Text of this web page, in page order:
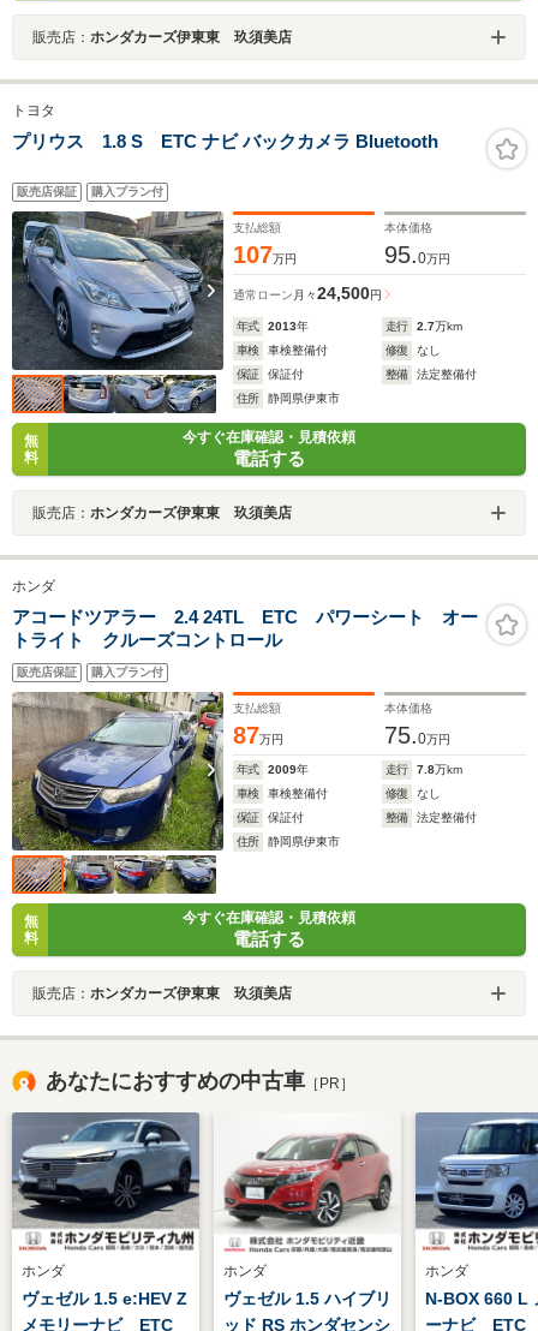
販売店： ホンダカーズ伊東東 玖須美店
トヨタ
プリウス 1.8 S ETC ナビ バックカメラ Bluetooth
販売店保証 購入プラン付
支払総額
107万円
本体価格
95.0万円
通常ローン 月々24,500円
年式 2013年 走行 2.7万km
車検
車検整備付 修復
なし
保証
保証付 整備
法定整備付
住所
静岡県伊東市
無
料
今すぐ在庫確認・見積依頼
電話する
販売店： ホンダカーズ伊東東 玖須美店
ホンダ
アコードツアラー 2.4 24TL ETC パワーシート オー
トライト クルーズコントロール
販売店保証 購入プラン付
支払総額
87万円
本体価格
75.0万円
年式 2009年 走行 7.8万km
車検
車検整備付 修復
なし
保証
保証付 整備
法定整備付
住所
静岡県伊東市
無
料
今すぐ在庫確認・見積依頼
電話する
販売店： ホンダカーズ伊東東 玖須美店
あなたにおすすめの中古車 ［PR］
ホンダ
ヴェゼル 1.5 e:HEV Z
メモリーナビ ETC
ホンダ
ヴェゼル 1.5 ハイブリ
ッド RS ホンダセンシ
ホンダ
N-BOX 660 L
ーナビ ETC